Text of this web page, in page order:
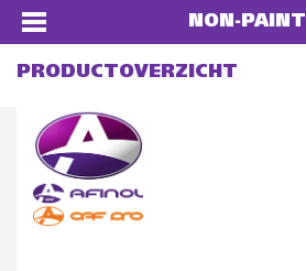
NON-PAINT
PRODUCTOVERZICHT